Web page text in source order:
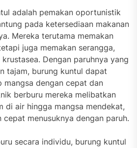
adalah pemakan oportunistik
pada ketersediaan makanan
Mereka terutama memakan
juga memakan serangga,
Dengan paruhnya yang
tajam, burung kuntul dapat
mangsa dengan cepat dan
berburu mereka melibatkan
di air hingga mangsa mendekat,
cepat menusuknya dengan paruh.
secara individu, burung kuntul